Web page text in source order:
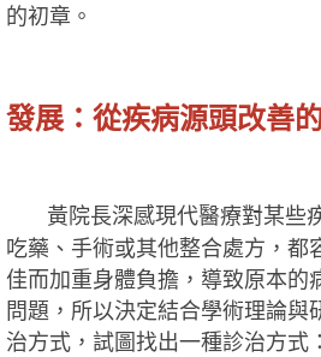
的初章。
發展：從疾病源頭改善
黃院長深感現代醫療對某些
吃藥、手術或其他整合處方，都
佳而加重身體負擔，導致原本的
問題，所以決定結合學術理論與
治方式，試圖找出一種診治方式